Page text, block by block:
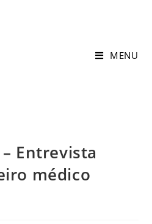
MENU
Entrevista
médico